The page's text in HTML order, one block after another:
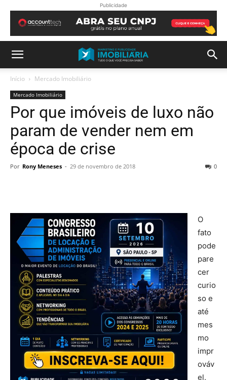
Publicidade
Início Mercado Imobiliário
Mercado Imobiliário
Por que imóveis de luxo não
param de vender nem em
época de crise
Por Rony Meneses - 29 de novembro de 2018 0
O
fato
pode
pare
cer
curio
so e
até
mes
mo
impr
ováv
el.